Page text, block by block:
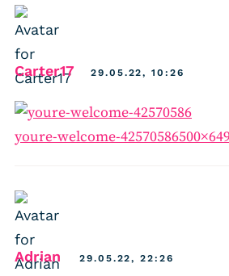
Carter17 says:
29.05.22, 10:26
youre-welcome-42570586
Adrian says:29.05.22, 22:26